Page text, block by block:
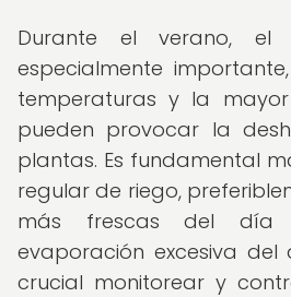
Durante el verano, el
especialmente
temperaturas y la
pueden provocar la
plantas. Es fundamental
regular de riego,
más frescas del
evaporación excesiva del
crucial monitorear y